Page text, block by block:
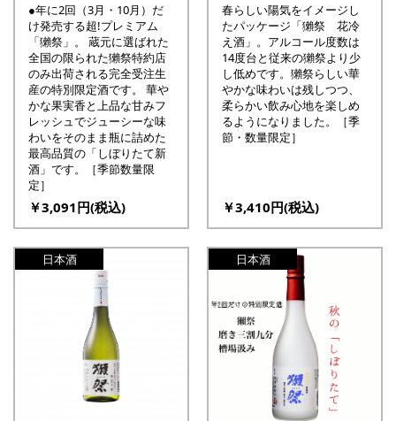
●年に2回（3月・10月）だ
け発売する超!プレミアム
「獺祭」。 蔵元に選ばれた
全国の限られた獺祭特約店
のみ出荷される完全受注生
産の特別限定酒です。 華や
かな果実香と上品な甘みフ
レッシュでジューシーな味
わいをそのまま瓶に詰めた
最高品質の「しぼりたて新
酒」です。［季節数量限
定］
￥3,091円(税込)
春らしい陽気をイメージし
たパッケージ「獺祭 花冷
え酒」。アルコール度数は
14度台と従来の獺祭より少
し低めです。獺祭らしい華
やかな味わいは残しつつ、
柔らかい飲み心地を楽しめ
るようになりました。［季
節・数量限定］
￥3,410円(税込)
日本酒 日本酒